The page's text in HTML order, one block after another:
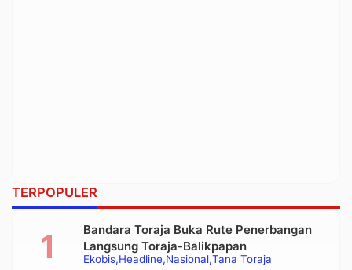
TERPOPULER
Ekobis Headline Nasional Tana Toraja
Bandara Toraja Buka Rute Penerbangan
Langsung Toraja-Balikpapan